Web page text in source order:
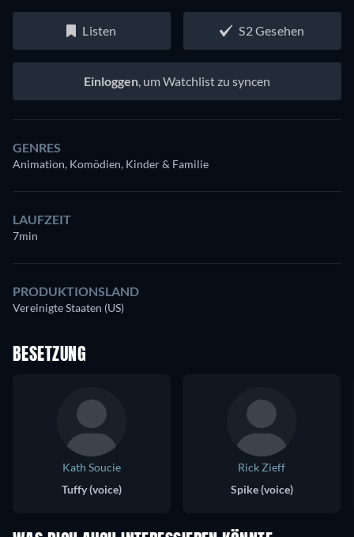
Listen S2 Gesehen
Einloggen, um Watchlist zu syncen
GENRES
Animation, Komödien, Kinder & Familie
LAUFZEIT
7min
PRODUKTIONSLAND
Vereinigte Staaten (US)
BESETZUNG
Kath Soucie
Tuffy (voice)
Rick Zieff
Spike (voice)